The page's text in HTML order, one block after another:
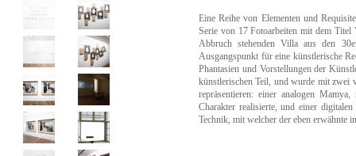
Eine Reihe von Elementen und
Serie von 17 Fotoarbeiten mit dem
Abbruch stehenden Villa aus den
Ausgangspunkt für eine künstlerische
Phantasien und Vorstellungen der
künstlerischen Teil, und wurde mit zwei
repräsentieren: einer analogen
Charakter realisierte, und einer
Technik, mit welcher der eben erwähnte